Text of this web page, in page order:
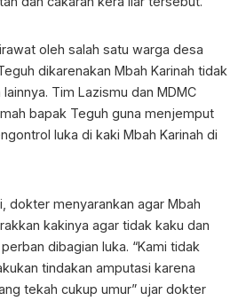
oleh salah satu warga desa
dikarenakan Mbah Karinah tidak
nya. Tim Lazismu dan MDMC
bapak Teguh guna menjemput
luka di kaki Mbah Karinah di
dokter menyarankan agar Mbah
kakinya agar tidak kaku dan
dibagian luka. “Kami tidak
tindakan amputasi karena
tekah cukup umur” ujar dokter